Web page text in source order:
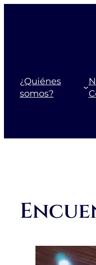
¿Quiénes
somos?